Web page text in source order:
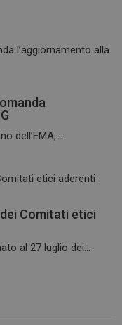
dell’EMA,...
dei Comitati etici
al 27 luglio dei...